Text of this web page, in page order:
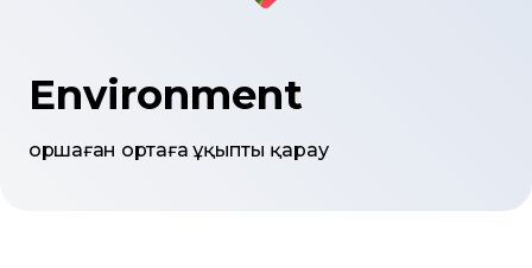
Environment
Қоршаған ортаға ұқыпты қарау